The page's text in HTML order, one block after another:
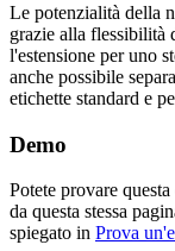
Le potenzialità della
grazie alla flessibilità
l'estensione per uno
anche possibile
etichette standard e
Demo
Potete provare
da questa stessa
spiegato in Prova